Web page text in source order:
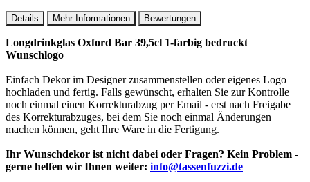
Details Mehr Informationen Bewertungen
Longdrinkglas Oxford Bar 39,5cl 1-farbig bedruckt
Wunschlogo
Einfach Dekor im Designer zusammenstellen oder eigenes Logo
hochladen und fertig. Falls gewünscht, erhalten Sie zur Kontrolle
noch einmal einen Korrekturabzug per Email - erst nach Freigabe
des Korrekturabzuges, bei dem Sie noch einmal Änderungen
machen können, geht Ihre Ware in die Fertigung.
Ihr Wunschdekor ist nicht dabei oder Fragen? Kein Problem -
gerne helfen wir Ihnen weiter: info@tassenfuzzi.de